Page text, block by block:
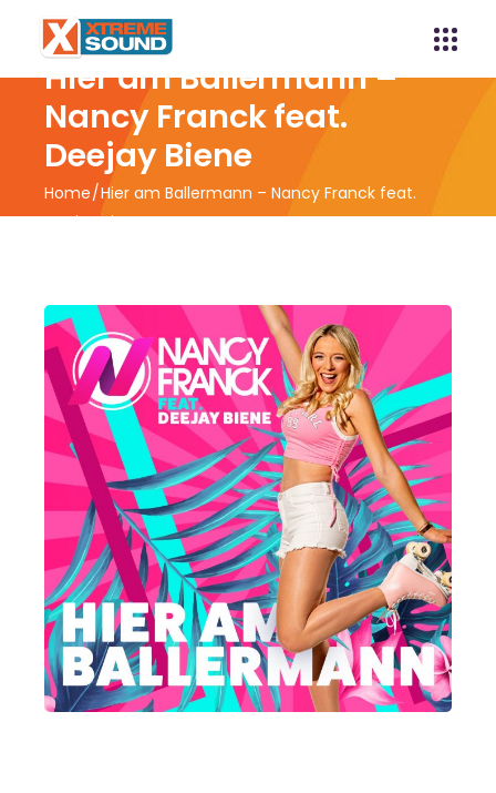
Hier am Ballermann –
Nancy Franck feat.
Deejay Biene
Home Hier am Ballermann – Nancy Franck feat.
Deejay Biene